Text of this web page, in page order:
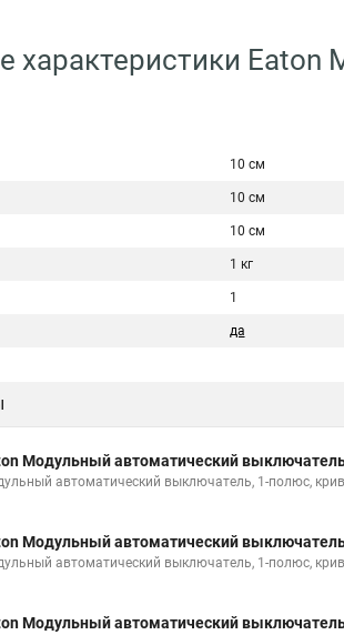
характеристики
10 см
10 см
10 см
1 кг
1
да
Модульный автоматический
автоматический выключатель, 1-полюс,
Модульный автоматический
автоматический выключатель, 1-полюс,
Модульный автоматический